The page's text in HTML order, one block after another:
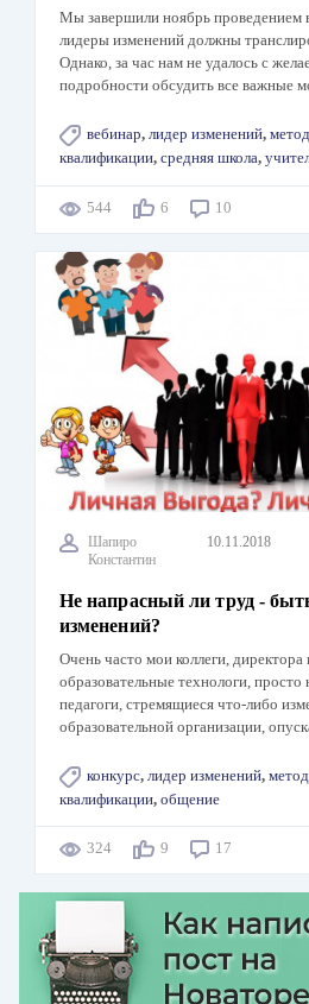
Мы завершили ноябрь проведением
лидеры изменений должны
Однако, за час нам не удалось с
подробности обсудить все важные
вебинар, лидер изменений,
квалификации, средняя школа,
544 6 10
Шапиро
Константин
10.11.2018
Не напрасный ли труд -
изменений?
Очень часто мои коллеги, директора
образовательные технологи,
педагоги, стремящиеся что-либо
образовательной организации,
конкурс, лидер изменений,
квалификации, общение
324 9 17